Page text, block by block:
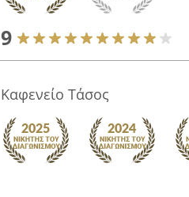
9
Καφενείο Τάσος